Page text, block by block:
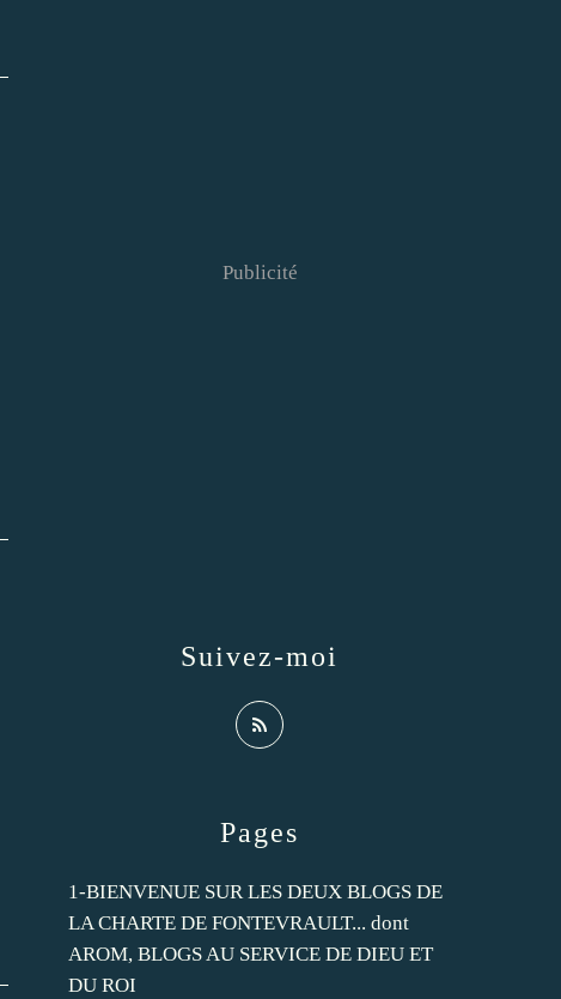
Pages
1-BIENVENUE SUR LES DEUX BLOGS DE
LA CHARTE DE FONTEVRAULT... dont
AROM, BLOGS AU SERVICE DE DIEU ET
DU ROI
Suivez-moi
Publicité